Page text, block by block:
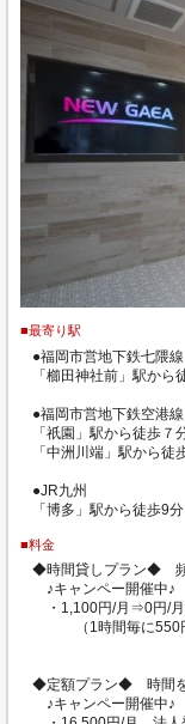
■最寄り駅
●福岡市営地下鉄七隈
「櫛田神社前」駅から
●福岡市営地下鉄空港線
「祇園」駅から徒歩７
「中洲川端」駅から徒
●JR九州
「博多」駅から徒歩9分
■料金
◆時間貸しプラン◆ 頻
♪キャンペー開催中♪
・1,100円/月⇒0円/
（1時間毎に550
◆定額プラン◆ 時間を
♪キャンペー開催中♪